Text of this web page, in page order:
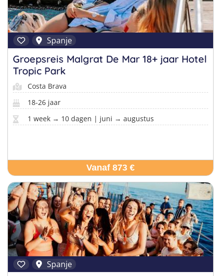
Spanje
Groepsreis Malgrat De Mar 18+ jaar Hotel
Tropic Park
Costa Brava
18-26 jaar
1 week → 10 dagen | juni → augustus
Vanaf 873 €
Spanje